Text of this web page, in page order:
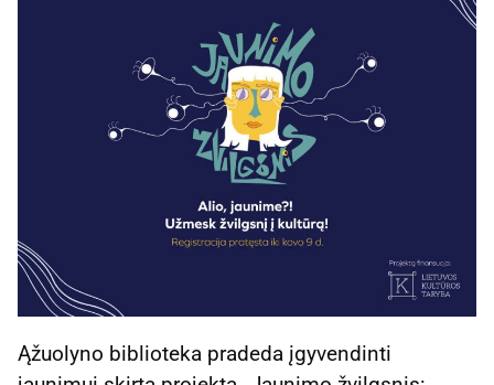
Ąžuolyno biblioteka pradeda įgyvendinti